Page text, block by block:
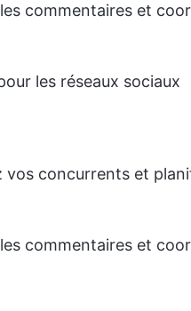
commentaires et
les réseaux sociaux
vos concurrents et
commentaires et